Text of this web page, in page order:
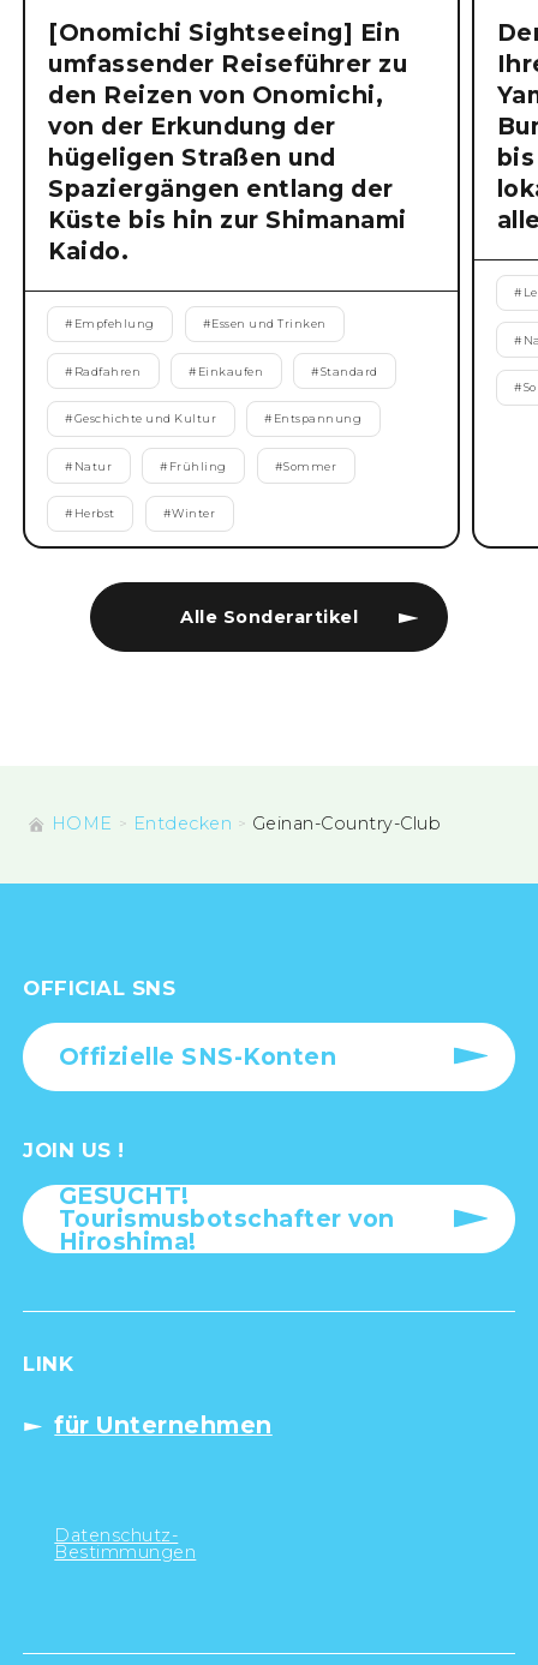
Alle Sonderartikel
[Onomichi Sightseeing] Ein
umfassender Reiseführer zu
den Reizen von Onomichi,
von der Erkundung der
hügeligen Straßen und
Spaziergängen entlang der
Küste bis hin zur Shimanami
Kaido.
# Empfehlung #Essen und Trinken
# Radfahren # Einkaufen #Standard
#Geschichte und Kultur # Entspannung
# Natur # Frühling #Sommer
# Herbst #Winter
#
#
#
HOME Entdecken Geinan-Country-Club
OFFICIAL SNS
Offizielle SNS-Konten
JOIN US !
GESUCHT!
Tourismusbotschafter von
Hiroshima!
LINK
für Unternehmen
Datenschutz-
Bestimmungen